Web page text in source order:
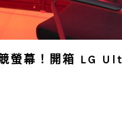
螢幕！開箱 LG